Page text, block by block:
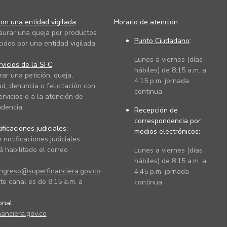
una entidad vigilada:
una queja por productos
por una entidad vigilada
de la SFC:
una petición, queja,
denuncia o felicitación con
o a la atención de
judiciales:
notificaciones judiciales
habilitado el correo
canal es de 8:15 a.m. a
Horario de atención
Punto Ciudadano:
Lunes a viernes (días
hábiles) de 8:15 a.m. a
4:15 p.m. jornada
continua
Recepción de
correspondencia por
medios electrónicos:
Lunes a viernes (días
hábiles) de 8:15 a.m. a
4:45 p.m. jornada
continua